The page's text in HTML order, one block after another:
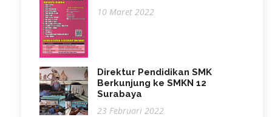
10 Maret 2022
Direktur Pendidikan SMK
Berkunjung ke SMKN 12
Surabaya
23 Februari 2022